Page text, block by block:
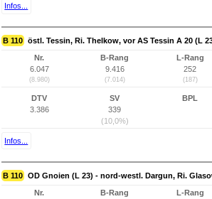
Infos...
B 110 östl. Tessin, Ri. Thelkow, vor AS Tessin A 20 (L
Nr.
6.047
(8.980)
B-Rang
9.416
(7.014)
L-Rang
252
(187)
DTV
3.386
SV
339
(10,0%)
BPL
Infos...
B 110 OD Gnoien (L 23) - nord-westl. Dargun, Ri.
Nr.
B-Rang
L-Rang